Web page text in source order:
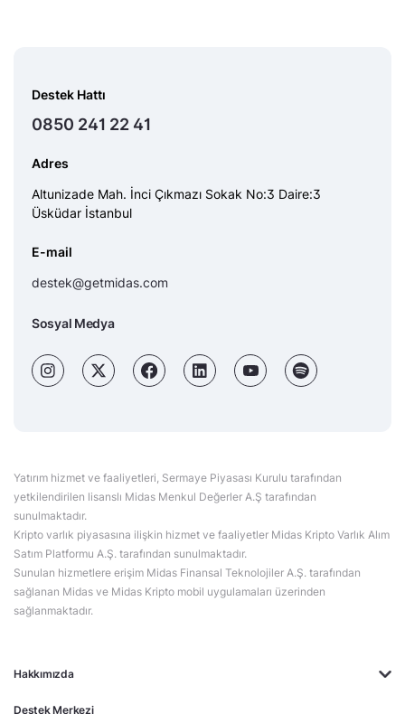
Hakkımızda
Destek Merkezi
Destek Hattı
0850 241 22 41
Adres
Altunizade Mah. İnci Çıkmazı Sokak No:3 Daire:3
Üsküdar İstanbul
E-mail
destek@getmidas.com
Sosyal Medya
Yatırım hizmet ve faaliyetleri, Sermaye Piyasası Kurulu tarafından
yetkilendirilen lisanslı Midas Menkul Değerler A.Ş tarafından
sunulmaktadır.
Kripto varlık piyasasına ilişkin hizmet ve faaliyetler Midas Kripto Varlık Alım
Satım Platformu A.Ş. tarafından sunulmaktadır.
Sunulan hizmetlere erişim Midas Finansal Teknolojiler A.Ş. tarafından
sağlanan Midas ve Midas Kripto mobil uygulamaları üzerinden
sağlanmaktadır.